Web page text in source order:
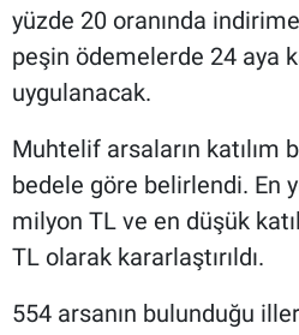
yüzde 20 oranında
peşin ödemelerde 24 aya
uygulanacak.
Muhtelif arsaların katılım
bedele göre belirlendi. En
milyon TL ve en düşük
TL olarak kararlaştırıldı.
554 arsanın bulunduğu